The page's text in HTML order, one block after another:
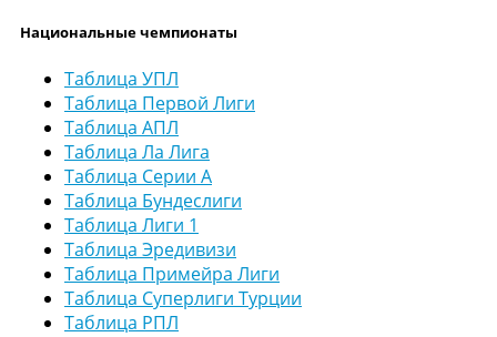
Национальные чемпионаты
Таблица УПЛ
Таблица Первой Лиги
Таблица АПЛ
Таблица Ла Лига
Таблица Серии А
Таблица Бундеслиги
Таблица Лиги 1
Таблица Эредивизи
Таблица Примейра Лиги
Таблица Суперлиги Турции
Таблица РПЛ